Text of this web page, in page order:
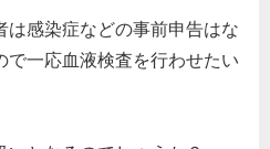
は感染症などの事前申告はな
一応血液検査を行わせたい